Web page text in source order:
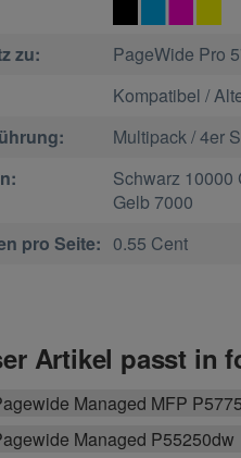
zu:
PageWide Pro
Kompatibel /
Multipack / 4er
Schwarz 10000
Gelb 7000
pro Seite: 0.55 Cent
Artikel passt in
Managed MFP
Managed P55250dw